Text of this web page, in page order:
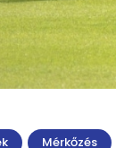
Mérkőzés